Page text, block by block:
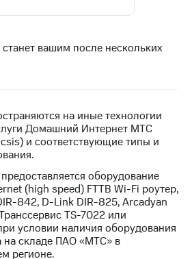
вашим после нескольких
на иные технологии
Домашний Интернет МТС
и соответствующие типы и
оборудование
(high speed) FTTB Wi-Fi роутер,
842, D-Link DIR-825, Arcadyan
TS-7022 или
условии наличия оборудования
на складе ПАО «МТС» в
регионе.